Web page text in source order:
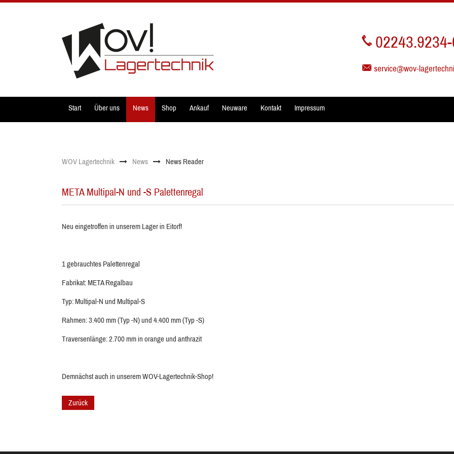
service@wov-
Start Über uns News Shop Ankauf Neuware Kontakt Impressum
WOV Lagertechnik News News Reader
META Multipal-N und -S Palettenregal
Neu eingetroffen in unserem Lager in Eitorf!
1 gebrauchtes Palettenregal
Fabrikat: META Regalbau
Typ: Multipal-N und Multipal-S
Rahmen: 3.400 mm (Typ -N) und 4.400 mm (Typ -S)
Traversenlänge: 2.700 mm in orange und anthrazit
Demnächst auch in unserem WOV-Lagertechnik-Shop!
Zurück